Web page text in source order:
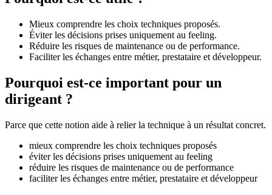
Mieux comprendre les choix techniques proposés.
Éviter les décisions prises uniquement au feeling.
Réduire les risques de maintenance ou de performance.
Faciliter les échanges entre métier, prestataire et développeur.
Pourquoi est-ce important pour un
dirigeant ?
Parce que cette notion aide à relier la technique à un résultat concret.
mieux comprendre les choix techniques proposés
éviter les décisions prises uniquement au feeling
réduire les risques de maintenance ou de performance
faciliter les échanges entre métier, prestataire et développeur